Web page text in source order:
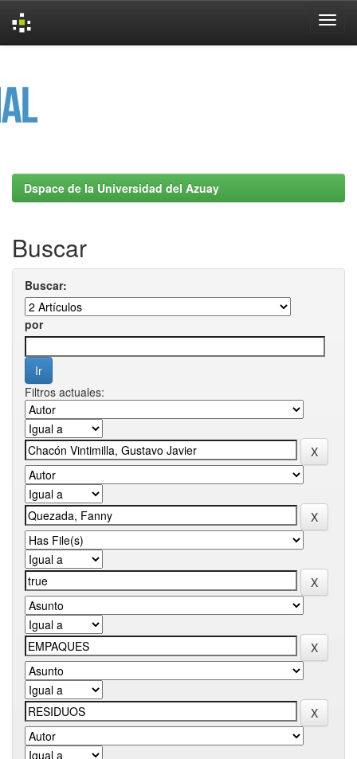
Dspace de la Universidad del Azuay
Buscar
Buscar:
por
Filtros actuales: